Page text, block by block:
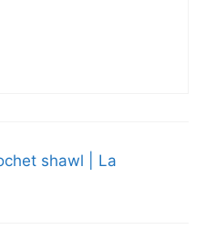
shawl | La